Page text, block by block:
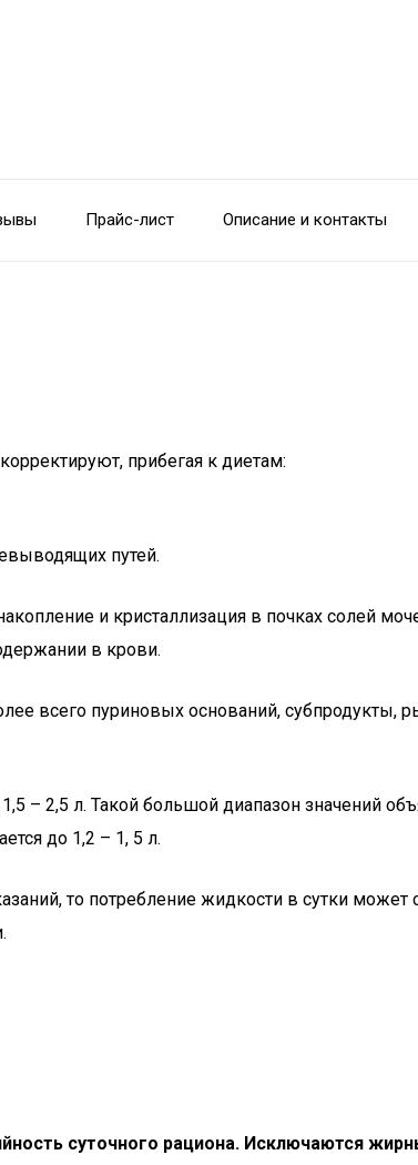
Прайс-лист Описание и контакты
прибегая к диетам:
путей.
и кристаллизация в почках солей
в крови.
всего пуриновых оснований,
– 2,5 л. Такой большой диапазон значений
до 1,2 – 1, 5 л.
то потребление жидкости в сутки может
суточного рациона. Исключаются